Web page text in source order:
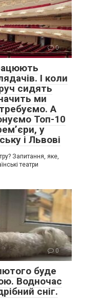
0
І коли
сидять
ми
А
Топ-10
у
і Львові
Запитання, яке,
театри
0
буде
Водночас
сніг.